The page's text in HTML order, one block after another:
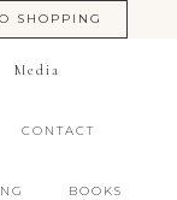
SHOPPING
Media
CONTACT
BOOKS